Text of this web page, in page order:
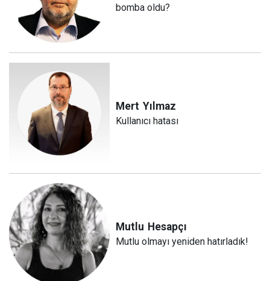
bomba oldu?
Mert Yılmaz
Kullanıcı hatası
Mutlu Hesapçı
Mutlu olmayı yeniden hatırladık!